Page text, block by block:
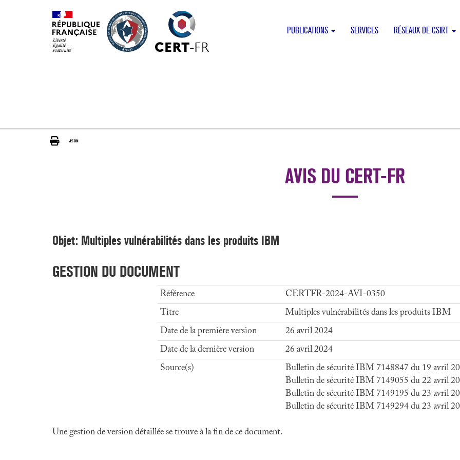
PUBLICATIONS SERVICES RÉSEAUX DE CSIRT
AVIS DU CERT-FR
Objet: Multiples vulnérabilités dans les produits IBM
GESTION DU DOCUMENT
Référence
CERTFR-2024-AVI-0350
Titre
Multiples vulnérabilités dans les produits IBM
Date de la première version
26 avril 2024
Date de la dernière version
26 avril 2024
Source(s)
Bulletin de sécurité IBM 7148847 du 19 avril
Bulletin de sécurité IBM 7149055 du 22 avril
Bulletin de sécurité IBM 7149195 du 23 avril
Bulletin de sécurité IBM 7149294 du 23 avril
Une gestion de version détaillée se trouve à la fin de ce document.